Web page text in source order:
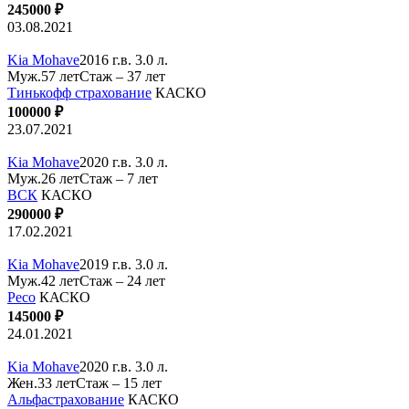
245000 ₽
03.08.2021
Kia Mohave2016 г.в. 3.0 л.
Муж.57 летСтаж – 37 лет
Тинькофф страхование КАСКО
100000 ₽
23.07.2021
Kia Mohave2020 г.в. 3.0 л.
Муж.26 летСтаж – 7 лет
ВСК КАСКО
290000 ₽
17.02.2021
Kia Mohave2019 г.в. 3.0 л.
Муж.42 летСтаж – 24 лет
Ресо КАСКО
145000 ₽
24.01.2021
Kia Mohave2020 г.в. 3.0 л.
Жен.33 летСтаж – 15 лет
Альфастрахование КАСКО